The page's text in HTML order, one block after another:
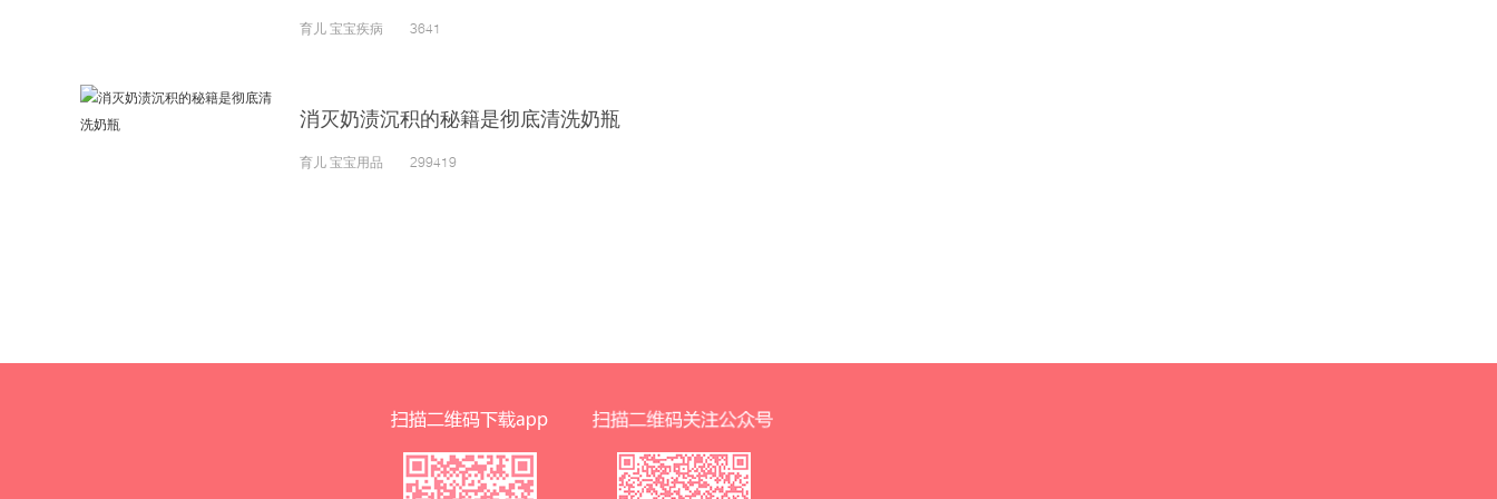
育儿 宝宝疾病 3641
消灭奶渍沉积的秘籍是彻底清洗奶瓶
育儿 宝宝用品 299419